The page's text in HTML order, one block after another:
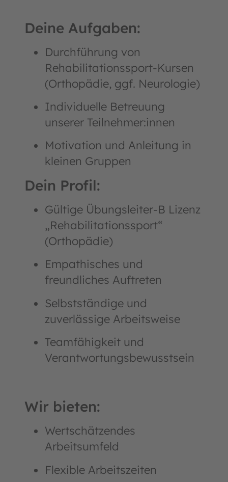
Deine Aufgaben:
Durchführung von
Rehabilitationssport-Kursen
(Orthopädie, ggf. Neurologie)
Individuelle Betreuung
unserer Teilnehmer:innen
Motivation und Anleitung in
kleinen Gruppen
Dein Profil:
Gültige Übungsleiter-B Lizenz
„Rehabilitationssport“
(Orthopädie)
Empathisches und
freundliches Auftreten
Selbstständige und
zuverlässige Arbeitsweise
Teamfähigkeit und
Verantwortungsbewusstsein
Wir bieten:
Wertschätzendes
Arbeitsumfeld
Flexible Arbeitszeiten